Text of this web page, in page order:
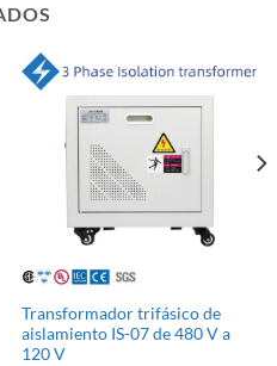
Transformador trifásico de
aislamiento IS-07 de 480 V a
120 V